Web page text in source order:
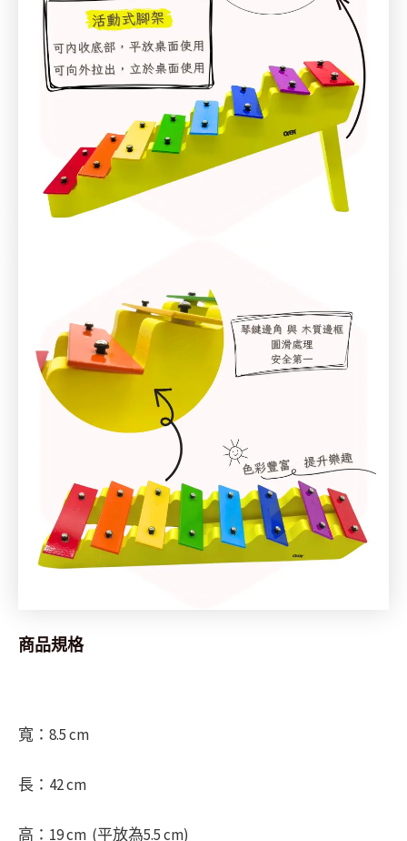
商品規格
寬：8.5 cm
長：42 cm
高：19 cm (平放為5.5 cm)